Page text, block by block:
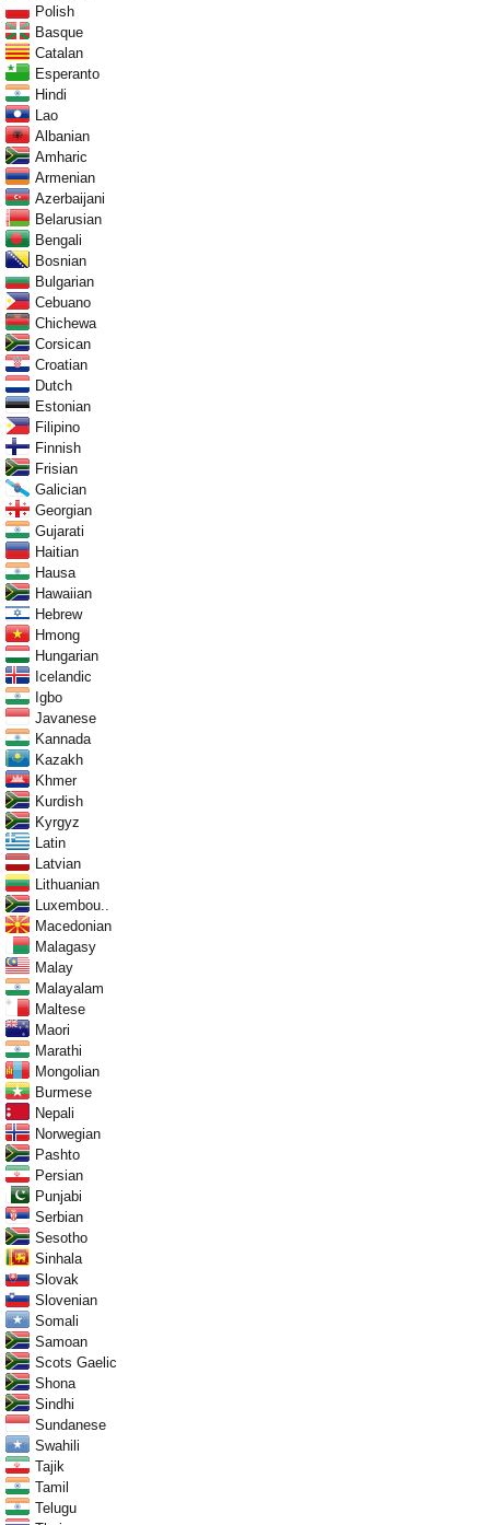
Polish
Basque
Catalan
Esperanto
Hindi
Lao
Albanian
Amharic
Armenian
Azerbaijani
Belarusian
Bengali
Bosnian
Bulgarian
Cebuano
Chichewa
Corsican
Croatian
Dutch
Estonian
Filipino
Finnish
Frisian
Galician
Georgian
Gujarati
Haitian
Hausa
Hawaiian
Hebrew
Hmong
Hungarian
Icelandic
Igbo
Javanese
Kannada
Kazakh
Khmer
Kurdish
Kyrgyz
Latin
Latvian
Lithuanian
Luxembou..
Macedonian
Malagasy
Malay
Malayalam
Maltese
Maori
Marathi
Mongolian
Burmese
Nepali
Norwegian
Pashto
Persian
Punjabi
Serbian
Sesotho
Sinhala
Slovak
Slovenian
Somali
Samoan
Scots Gaelic
Shona
Sindhi
Sundanese
Swahili
Tajik
Tamil
Telugu